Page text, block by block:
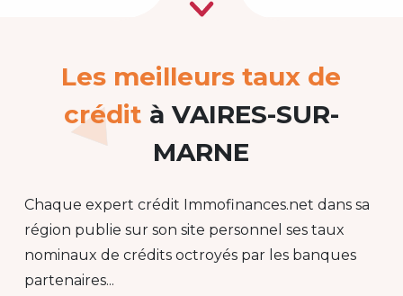
Les meilleurs taux de
crédit à VAIRES-SUR-
MARNE
Chaque expert crédit Immofinances.net dans sa
région publie sur son site personnel ses taux
nominaux de crédits octroyés par les banques
partenaires...